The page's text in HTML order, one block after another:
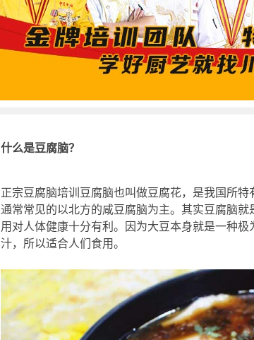
什么是豆腐脑？
正宗豆腐脑培训豆腐脑也叫做豆腐花，是我国所特
通常常见的以北方的咸豆腐脑为主。其实豆腐脑
用对人体健康十分有利。因为大豆本身就是一种
汁，所以适合人们食用。